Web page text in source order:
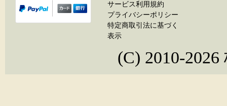
サービス利用規約
プライバシーポリシー
特定商取引法に基づく
表示
(C) 2010-